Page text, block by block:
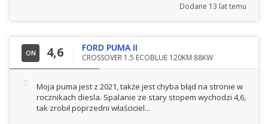
Dodane 13 lat temu
ON 4,6 FORD PUMA II
CROSSOVER 1.5 ECOBLUE 120KM 88KW
Moja puma jest z 2021, także jest chyba błąd na stronie w
rocznikach diesla. Spalanie ze stary stopem wychodzi 4,6,
tak zrobił poprzedni właściciel...